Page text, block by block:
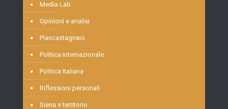
Media Lab
Opinioni e analisi
Piancastagnaio
Politica internazionale
Politica Italiana
Riflessioni personali
Siena e territorio